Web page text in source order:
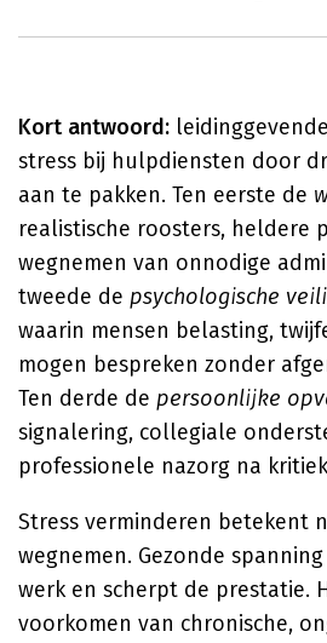
Kort antwoord:
stress bij hulpdiensten door
aan te pakken. Ten eerste de
realistische roosters, heldere
wegnemen van onnodige
tweede de psychologische
waarin mensen belasting,
mogen bespreken zonder
Ten derde de persoonlijke
signalering, collegiale
professionele nazorg na
Stress verminderen betekent
wegnemen. Gezonde
werk en scherpt de prestatie.
voorkomen van chronische,